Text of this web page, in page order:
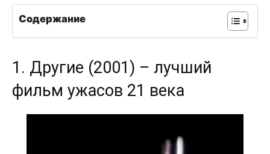
Содержание
1. Другие (2001) – лучший
фильм ужасов 21 века